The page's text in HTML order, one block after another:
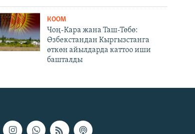
КООМ
Чоң-Кара жана Таш-Төбө:
Өзбекстандан Кыргызстанга
өткөн айылдарда каттоо иши
башталды